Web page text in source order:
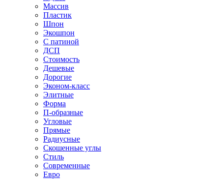
Массив
Пластик
Шпон
Экошпон
С патиной
ДСП
Стоимость
Дешевые
Дорогие
Эконом-класс
Элитные
Форма
П-образные
Угловые
Прямые
Радиусные
Скошенные углы
Стиль
Современные
Евро